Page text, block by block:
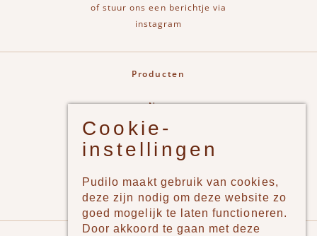
of stuur ons een berichtje via
instagram
Producten
New
Jongens
Meisjes
Merken
Cookie-
instellingen
Pudilo maakt gebruik van cookies,
deze zijn nodig om deze website zo
goed mogelijk te laten functioneren.
Door akkoord te gaan met deze